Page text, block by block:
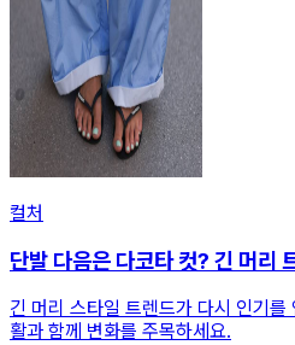
컬처
단발 다음은 다코타 컷? 긴 머리
긴 머리 스타일 트렌드가 다시 인기
활과 함께 변화를 주목하세요.